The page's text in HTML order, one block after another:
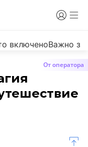
включеноВажно
От оператора